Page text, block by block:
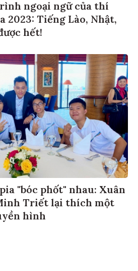
ngoại ngữ của thí
2023: Tiếng Lào, Nhật,
hết!
"bóc phốt" nhau: Xuân
Triết lại thích một
hình